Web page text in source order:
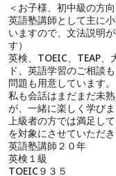
＜お子様、初中級の方
英語塾講師として主に
いますので、文法説明
す）
英検、TOEIC、TEAP、
ド、英語学習のご相談
問題も用意しています
私も会話はまだまだ未
が、一緒に楽しく学びま
上級者の方では満足し
を対象にさせていただき
英語塾講師２０年
英検１級
TOEIC９３５